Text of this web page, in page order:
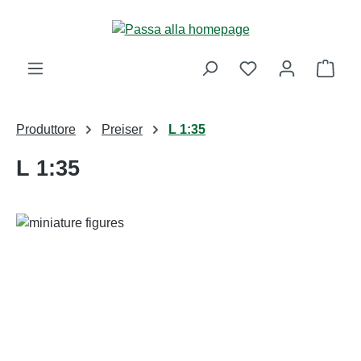
Passa al contenuto principale
Il
Produttore Preiser L 1:35
L 1:35